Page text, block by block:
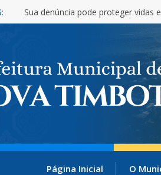
Sua denúncia pode proteger vidas
Página Inicial O